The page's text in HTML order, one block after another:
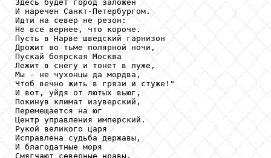
Здесь будет город заложен
И наречен Санкт-Петербургом.
Идти на север не резон:
Не все вернее, что короче.
Пусть в Нарве шведский гарнизон
Дрожит во тьме полярной ночи,
Пускай боярская Москва
Лежит в снегу и тонет в луже,
Мы - не чухонцы да мордва,
Чтоб вечно жить в грязи и стуже!"
И вот, уйдя от лютых вьюг,
Покинув климат изуверский,
Перемещается на юг
Центр управления имперский.
Рукой великого царя
Исправлена судьба державы,
И благодатные моря
Смягчают северные нравы.